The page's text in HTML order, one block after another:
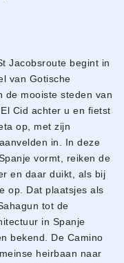
Jacobsroute begint in
van Gotische
de mooiste steden van
Cid achter u en fietst
op, met zijn
in. In deze
vormt, reiken de
en daar duikt, als bij
op. Dat plaatsjes als
tot de
in Spanje
bekend. De Camino
heirbaan naar